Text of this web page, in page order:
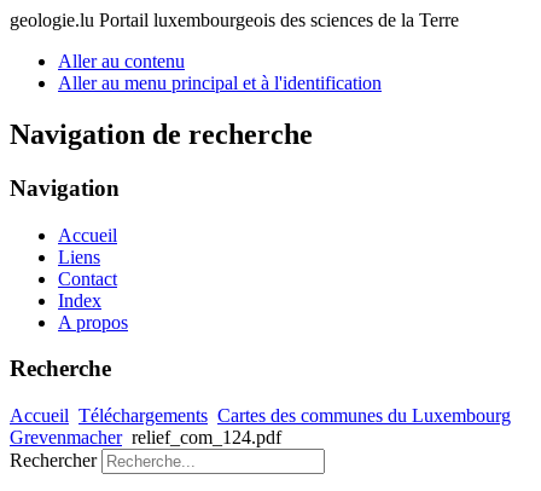
geologie.lu Portail luxembourgeois des sciences de la Terre
Aller au contenu
Aller au menu principal et à l'identification
Navigation de recherche
Navigation
Accueil
Liens
Contact
Index
A propos
Recherche
Accueil Téléchargements Cartes des communes du Luxembourg
Grevenmacher relief_com_124.pdf
Rechercher